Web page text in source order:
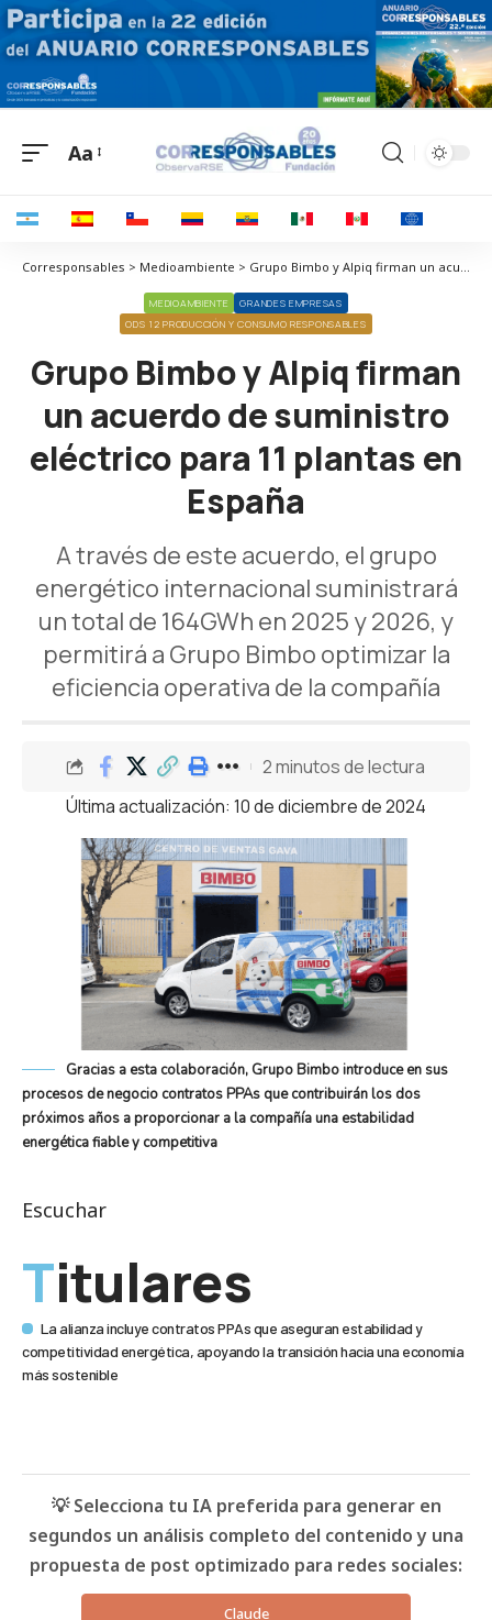
Aa
Corresponsables > Medioambiente > Grupo Bimbo y Alpiq firman un acuerdo de suministro eléctrico para 11 plantas en España
MEDIOAMBIENTE
GRANDES EMPRESAS
ODS 12 PRODUCCIÓN Y CONSUMO RESPONSABLES
Grupo Bimbo y Alpiq firman
un acuerdo de suministro
eléctrico para 11 plantas en
España
A través de este acuerdo, el grupo
energético internacional suministrará
un total de 164GWh en 2025 y 2026, y
permitirá a Grupo Bimbo optimizar la
eficiencia operativa de la compañía
Última actualización: 10 de diciembre de 2024
2 minutos de lectura
Gracias a esta colaboración, Grupo Bimbo introduce en sus
procesos de negocio contratos PPAs que contribuirán los dos
próximos años a proporcionar a la compañía una estabilidad
energética fiable y competitiva
Escuchar
Titulares
La alianza incluye contratos PPAs que aseguran estabilidad y
competitividad energética, apoyando la transición hacia una economía
más sostenible
💡 Selecciona tu IA preferida para generar en
segundos un análisis completo del contenido y una
propuesta de post optimizado para redes sociales:
Claude